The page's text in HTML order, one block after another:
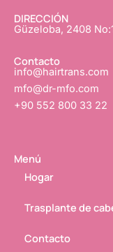
-
DIRECCIÓN
Güzeloba, 2408
Contacto
info@hairtrans.com
mfo@dr-mfo.com
+90 552 800 33 22
Menú
Hogar
Trasplante de
Contacto